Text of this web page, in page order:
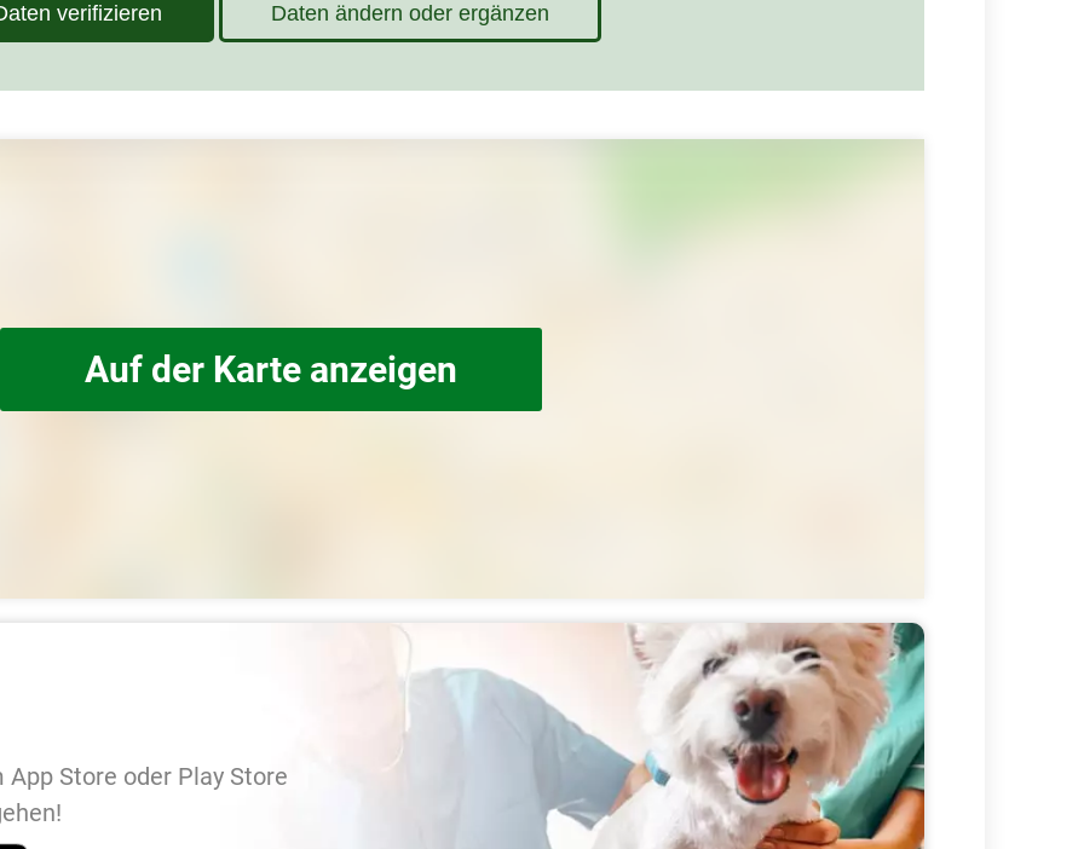
verifizieren Daten ändern oder ergänzen
Auf der Karte anzeigen
Store oder Play Store